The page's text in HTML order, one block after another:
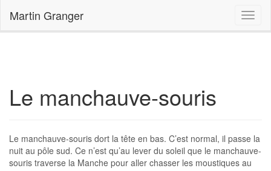
Martin Granger
Accueil Le manchauve-souris
Le manchauve-souris
Le manchauve-souris dort la tête en bas. C’est normal, il passe la
nuit au pôle sud. Ce n’est qu’au lever du soleil que le manchauve-
souris traverse la Manche pour aller chasser les moustiques au